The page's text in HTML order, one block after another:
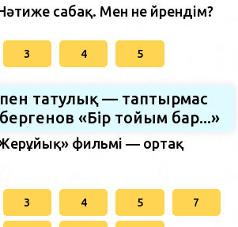
сабақ. Мен не үйрендім?
3 4 5
татулық — таптырмас
«Бір тойым бар...»
фильмі — ортақ
3 4 5 7